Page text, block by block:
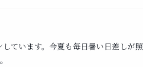
ています。今夏も毎日暑い日差しが照